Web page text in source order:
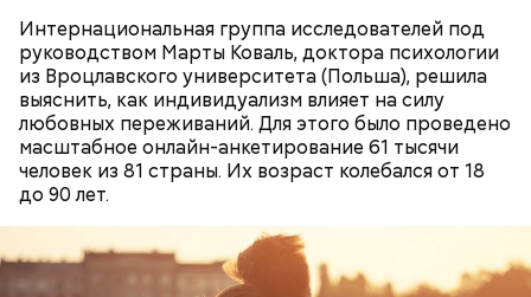
Интернациональная группа исследователей под
руководством Марты Коваль, доктора психологии
из Вроцлавского университета (Польша), решила
выяснить, как индивидуализм влияет на силу
любовных переживаний. Для этого было проведено
масштабное онлайн-анкетирование 61 тысячи
человек из 81 страны. Их возраст колебался от 18
до 90 лет.
Уберут отеки и улучшат зрение:
диетолог Соломатина рассказала
о пользе кабачков
Кабачки, тушеные с курицей
Как приготовить домашний
майонез: три простых рецепта
Эндокринолог Куликова
объяснила, в чем заключается
польза сезонных овощей и
фруктов
Как выбрать дыню
Фото: Shutterstock